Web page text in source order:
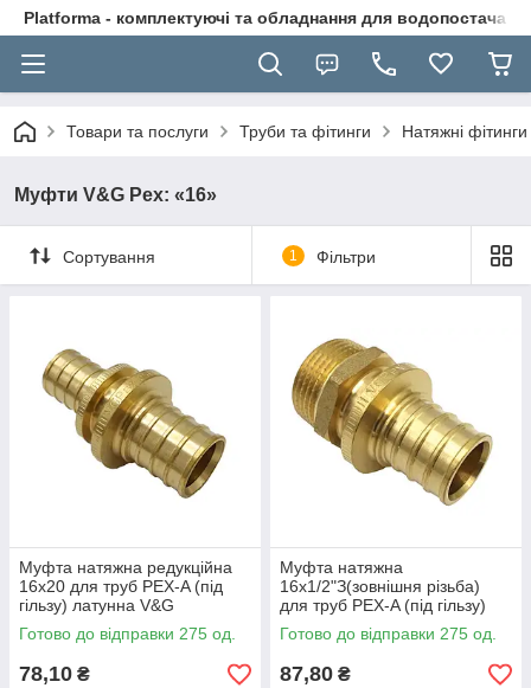
Platforma - комплектуючі та обладнання для
Товари та послуги Труби та фітинги Натяжні
Муфти V&G Pex: «16»
Сортування 1 Фільтри
Муфта натяжна редукційна
16x20 для труб PEX-A (під
гільзу) латунна V&G
(VALOGIN)
Готово до відправки 275 од.
78,10 ₴
Муфта натяжна
16x1/2"З(зовнішня різьба)
для труб PEX-A (під гільзу)
латунна V&G (VALOGIN)
Готово до відправки 275 од.
87,80 ₴